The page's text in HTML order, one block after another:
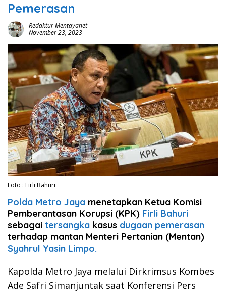
Pemerasan
Redaktur Mentayanet
November 23, 2023
Foto : Firli Bahuri
Polda Metro Jaya menetapkan Ketua Komisi
Pemberantasan Korupsi (KPK) Firli Bahuri
sebagai tersangka kasus dugaan pemerasan
terhadap mantan Menteri Pertanian (Mentan)
Syahrul Yasin Limpo.
Kapolda Metro Jaya melalui Dirkrimsus Kombes
Ade Safri Simanjuntak saat Konferensi Pers